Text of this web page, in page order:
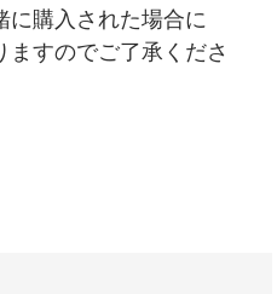
購入された場合に
すのでご了承くださ